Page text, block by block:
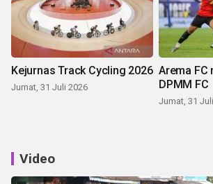
Kejurnas Track Cycling 2026
Jumat, 31 Juli 2026
Arema FC
DPMM FC
Jumat, 31
Video